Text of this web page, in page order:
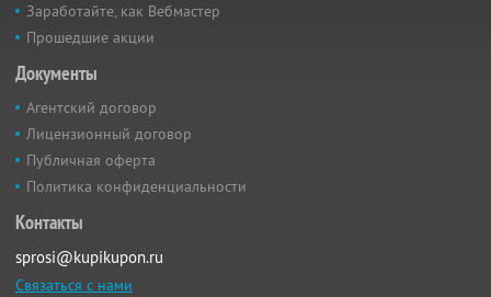
Заработайте, как Вебмастер
Прошедшие акции
Документы
Агентский договор
Лицензионный договор
Публичная оферта
Политика конфиденциальности
Контакты
sprosi@kupikupon.ru
Связаться с нами